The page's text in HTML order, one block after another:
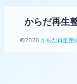
からだ再生
©2026 からだ再生